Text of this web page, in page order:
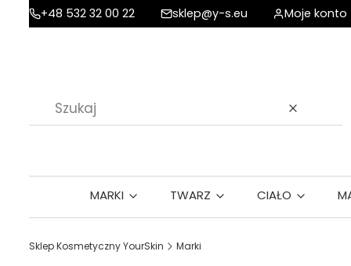
+48 532 32 00 22 sklep@y-s.eu Moje konto
Wyczyść
MARKI TWARZ CIAŁO
Sklep Kosmetyczny YourSkin Marki